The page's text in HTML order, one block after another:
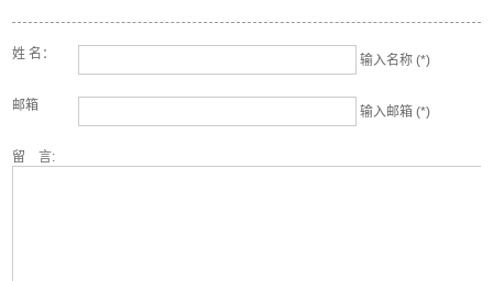
姓 名： 输入名称 (*)
邮箱 输入邮箱 (*)
留 言: